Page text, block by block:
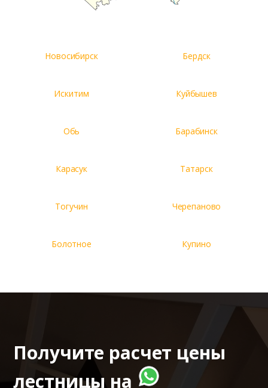
Новосибирск Бердск
Искитим Куйбышев
Обь Барабинск
Карасук Татарск
Тогучин Черепаново
Болотное Купино
Получите расчет цены
лестницы на